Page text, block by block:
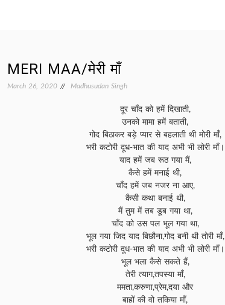
MERI MAA/मेरी माँ
March 26, 2020 Madhusudan Singh
दूर चाँद को हमें दिखाती,
उनको मामा हमें बताती,
गोद बिठाकर बड़े प्यार से बहलाती थी मोरी माँ,
भरी कटोरी दूध-भात की याद अभी भी लोरी माँ।
याद हमें जब रूठ गया मैं,
कैसे हमें मनाई थी,
चाँद हमें जब नजर ना आए,
कैसी कथा बनाई थी,
मैं तुम में तब डूब गया था,
चाँद को उस पल भूल गया था,
भूल गया जिद याद बिछौना,गोद बनी थी तोरी माँ,
भरी कटोरी दूध-भात की याद अभी भी लोरी माँ।
भूल भला कैसे सकते हैं,
तेरी त्याग,तपस्या माँ,
ममता,करुणा,प्रेम,दया और
बाहों की वो तकिया माँ,